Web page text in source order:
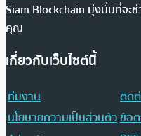
Siam Blockchain มุ่งมั่นที่จะ
คุณ
เกี่ยวกับเว็บไซต์นี้
ทีมงาน
ติด
นโยบายความเป็นส่วนตัวข้อ